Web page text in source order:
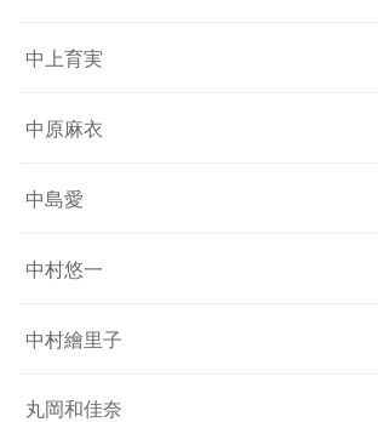
中上育実
中原麻衣
中島愛
中村悠一
中村繪里子
丸岡和佳奈